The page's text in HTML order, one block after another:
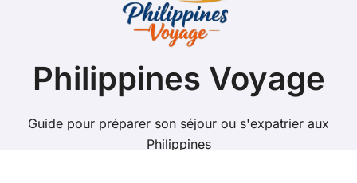
Philippines Voyage
Guide pour préparer son séjour ou s'expatrier aux
Philippines